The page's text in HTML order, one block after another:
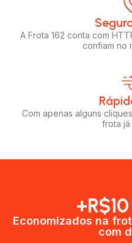
A Frota 162 conta com
confiam no
Com apenas alguns
frota já
Economizados na
com